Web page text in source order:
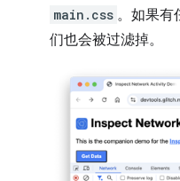
main.css 。如果有
们也会被过滤掉。